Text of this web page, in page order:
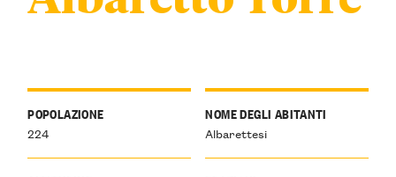
POPOLAZIONE
224
NOME DEGLI ABITANTI
Albarettesi